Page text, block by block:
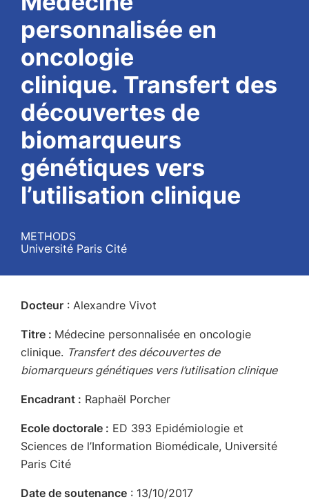
personnalisée en
oncologie
clinique. Transfert des
découvertes de
biomarqueurs
génétiques vers
l’utilisation clinique
METHODS
Université Paris Cité
Docteur : Alexandre Vivot
Titre : Médecine personnalisée en oncologie
clinique. Transfert des découvertes de
biomarqueurs génétiques vers l’utilisation clinique
Encadrant : Raphaël Porcher
Ecole doctorale : ED 393 Epidémiologie et
Sciences de l’Information Biomédicale, Université
Paris Cité
Date de soutenance : 13/10/2017